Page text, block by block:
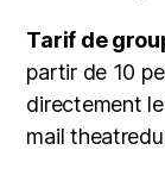
Tarif de
partir de 10
directement
mail